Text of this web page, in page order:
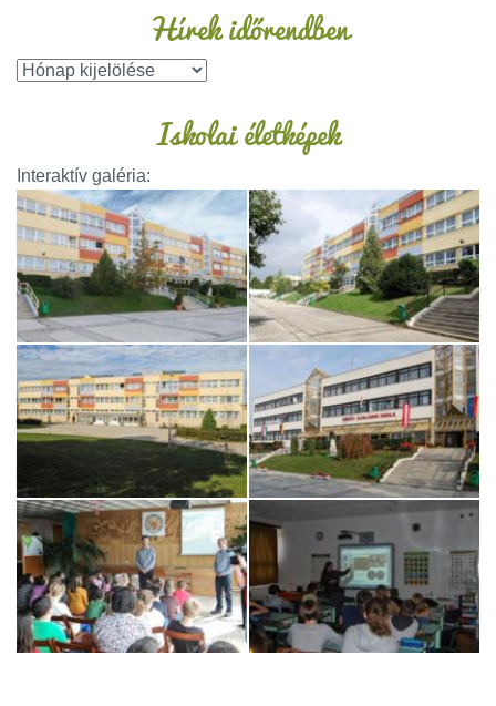
Hírek időrendben
Iskolai életképek
Interaktív galéria: